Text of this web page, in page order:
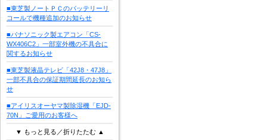
■東芝製ノートＰＣのバッテリーリ
コールで機種追加のお知らせ
■パナソニック製エアコン「CS-
WX406C2」一部室外機の不具合に
関するお知らせ
■東芝製液晶テレビ「42J8・47J8」
一部不具合の保証期間延長のお知ら
せ
■アイリスオーヤマ製除湿機「EJD-
70N」ご愛用のお客様へ
▼ もっと見る／折りたたむ ▲